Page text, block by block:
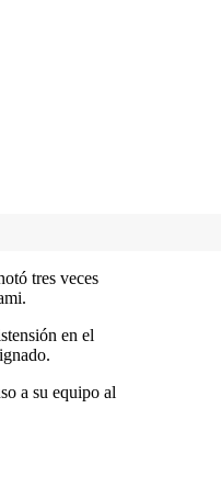
tres veces
en el
a su equipo al